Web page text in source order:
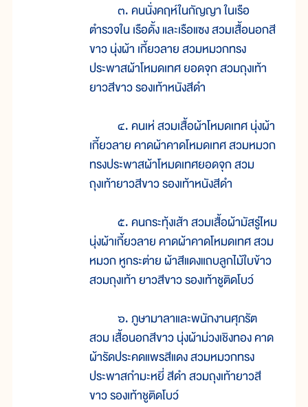
๓. คนนั่งคฤห์ในกัญญา ในเรือ
ตำรวจใน เรือดั้ง และเรือแซง สวมเสื้อนอกสี
ขาว นุ่งผ้า เกี้ยวลาย สวมหมวกทรง
ประพาสผ้าโหมดเทศ ยอดจุก สวมถุงเท้า
ยาวสีขาว รองเท้าหนังสีดำ
๔. คนเห่ สวมเสื้อผ้าโหมดเทศ นุ่งผ้า
เกี้ยวลาย คาดผ้าคาดโหมดเทศ สวมหมวก
ทรงประพาสผ้าโหมดเทศยอดจุก สวม
ถุงเท้ายาวสีขาว รองเท้าหนังสีดำ
๕. คนกระทุ้งเส้า สวมเสื้อผ้ามัสรู่ไหม
นุ่งผ้าเกี้ยวลาย คาดผ้าคาดโหมดเทศ สวม
หมวก หูกระต่าย ผ้าสีแดงแถบลูกไม้ใบข้าว
สวมถุงเท้า ยาวสีขาว รองเท้าชูติดโบว์
๖. ภูษามาลาและพนักงานศุภรัต
สวม เสื้อนอกสีขาว นุ่งผ้าม่วงเชิงทอง คาด
ผ้ารัดประคดแพรสีแดง สวมหมวกทรง
ประพาสกำมะหยี่ สีดำ สวมถุงเท้ายาวสี
ขาว รองเท้าชูติดโบว์